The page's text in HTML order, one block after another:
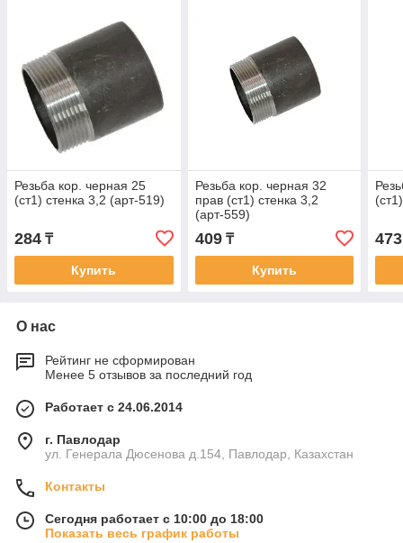
Резьба кор. черная 25
(ст1) стенка 3,2 (арт-519)
284 ₸
Купить
Резьба кор. черная 32
прав (ст1) стенка 3,2
(арт-559)
409₸
Купить
473
О нас
Рейтинг не сформирован
Менее 5 отзывов за последний год
Работает с 24.06.2014
г. Павлодар
ул. Генерала Дюсенова д.154, Павлодар, Казахстан
Контакты
Сегодня работает с 10:00 до 18:00
Показать весь график работы